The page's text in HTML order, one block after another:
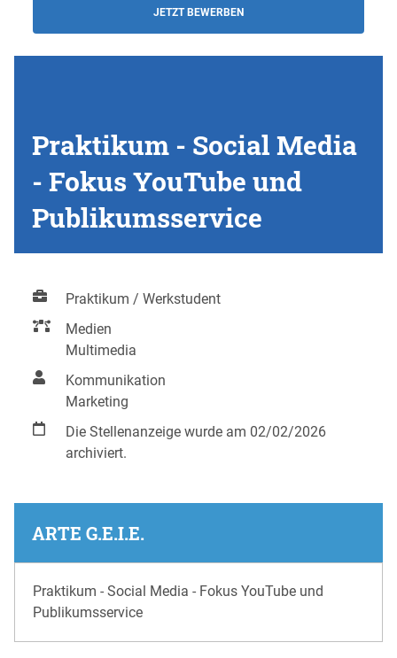
JETZT BEWERBEN
Praktikum - Social Media
- Fokus YouTube und
Publikumsservice
Praktikum / Werkstudent
Medien
Multimedia
Kommunikation
Marketing
Die Stellenanzeige wurde am 02/02/2026
archiviert.
ARTE G.E.I.E.
Praktikum - Social Media - Fokus YouTube und
Publikumsservice